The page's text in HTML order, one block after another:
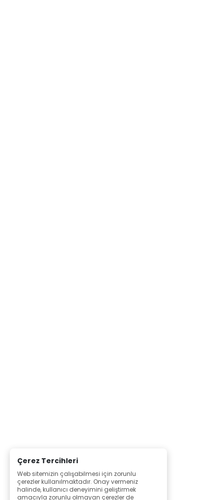
Çerez Tercihleri
Web sitemizin çalışabilmesi için zorunlu
çerezler kullanılmaktadır. Onay vermeniz
halinde, kullanıcı deneyimini geliştirmek
amacıyla zorunlu olmayan çerezler de